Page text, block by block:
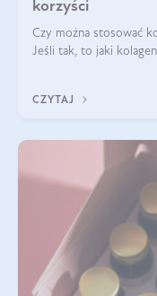
korzyści
Czy można stosować
Jeśli tak, to jaki
CZYTAJ